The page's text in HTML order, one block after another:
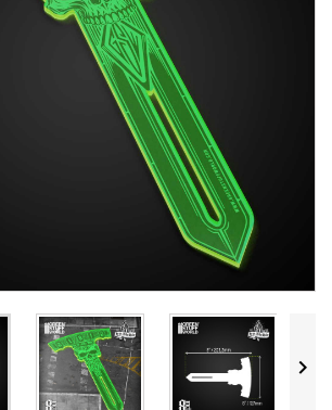
